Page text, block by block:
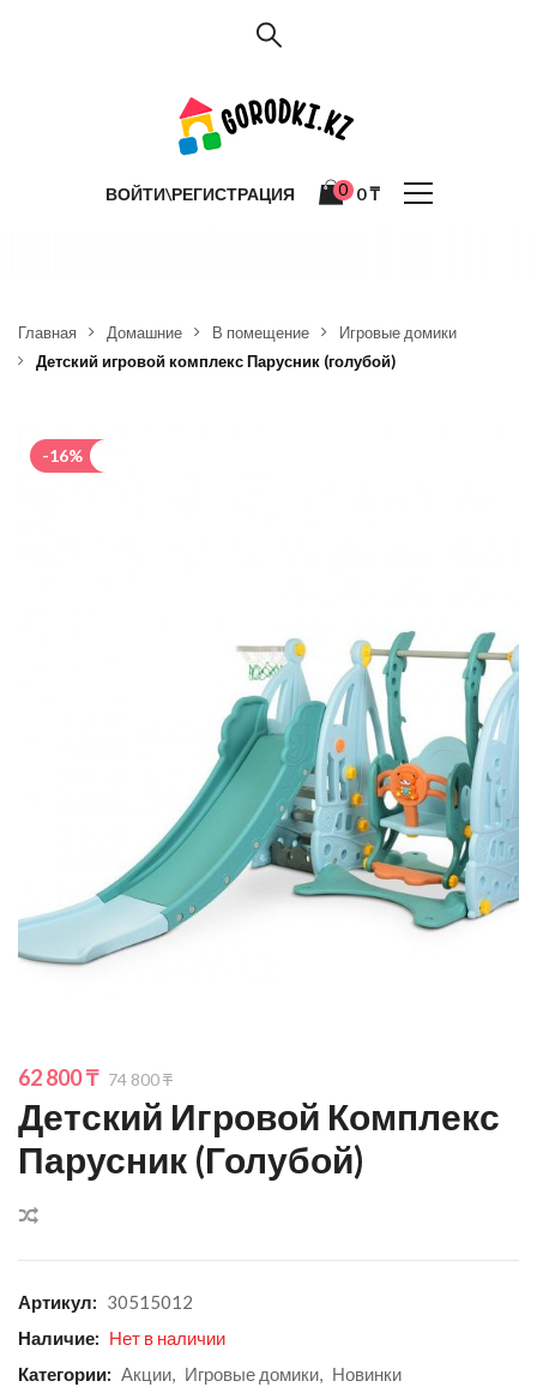
ВОЙТИ\РЕГИСТРАЦИЯ 0 0₸
Главная Домашние В помещение
Игровые домики
Детский игровой комплекс Парусник (голубой)
-16%
74 800₸Первоначальная
цена
составляла
74
62 800₸
Текущая
цена:
62
800 ₸.
Детский Игровой Комплекс
Парусник (голубой)
Артикул: 30515012
Наличие: Нет в наличии
Категории: Акции, Игровые домики, Новинки